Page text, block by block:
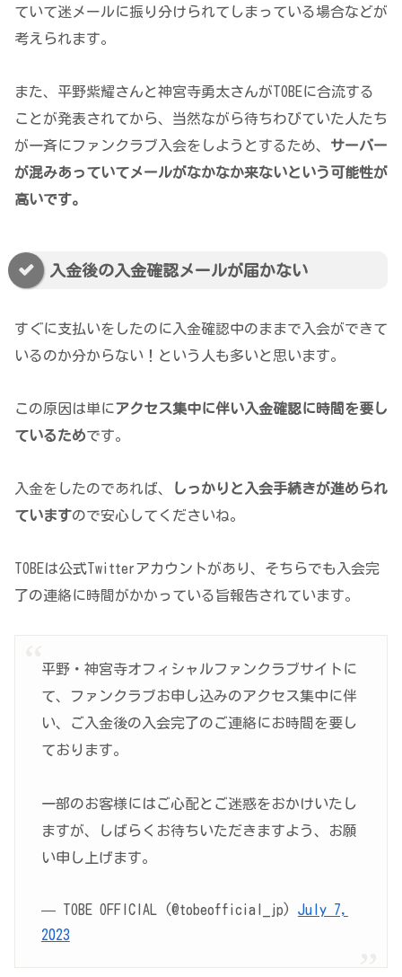
ていて迷メールに振り分けられてしまっている場合などが
考えられます。
また、平野紫耀さんと神宮寺勇太さんがTOBEに合流する
ことが発表されてから、当然ながら待ちわびていた人たち
が一斉にファンクラブ入会をしようとするため、 サーバー
が混みあっていてメールがなかなか来ないという可能性が
高いです。
入金後の入金確認メールが届かない
すぐに支払いをしたのに入金確認中のままで入会ができて
いるのか分からない！という人も多いと思います。
この原因は単にアクセス集中に伴い入金確認に時間を要し
ているためです。
入金をしたのであれば、
しっかりと入会手続きが進められ
ていますので安心してくださいね。
TOBEは公式Twitterアカウントがあり、そちらでも入会完
了の連絡に時間がかかっている旨報告されています。
平野・神宮寺オフィシャルファンクラブサイトに
て、ファンクラブお申し込みのアクセス集中に伴
い、ご入金後の入会完了のご連絡にお時間を要し
ております。
一部のお客様にはご心配とご迷惑をおかけいたし
ますが、しばらくお待ちいただきますよう、お願
い申し上げます。
— TOBE OFFICIAL (@tobeofficial_jp) July 7,
2023